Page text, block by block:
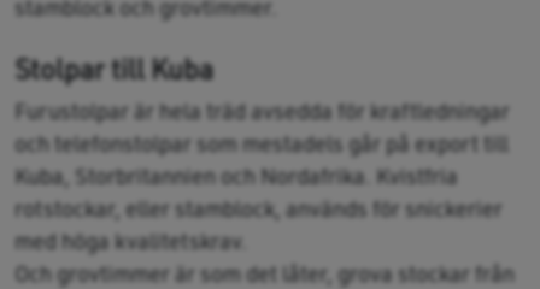
stamblock och grovtimmer.
Stolpar till Kuba
Furustolpar är hela träd avsedda för kraftledningar
och telefonstolpar som mestadels går på export till
Kuba, Storbritannien och Nordafrika. Kvistfria
rotstockar, eller stamblock, används för snickerier
med höga kvalitetskrav.
Och grovtimmer är som det låter, grova stockar från